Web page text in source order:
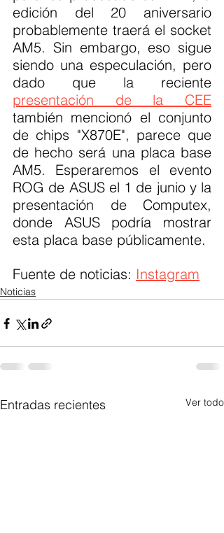
edición del 20 aniversario
probablemente traerá el socket
AM5. Sin embargo, eso sigue
siendo una especulación, pero
presentación de la CEE
también mencionó el conjunto
de chips "X870E", parece que
de hecho será una placa base
AM5. Esperaremos el evento
ROG de ASUS el 1 de junio y la
presentación de Computex,
donde ASUS podría mostrar
esta placa base públicamente.
Fuente de noticias: Instagram
Noticias
Entradas recientes Ver todo